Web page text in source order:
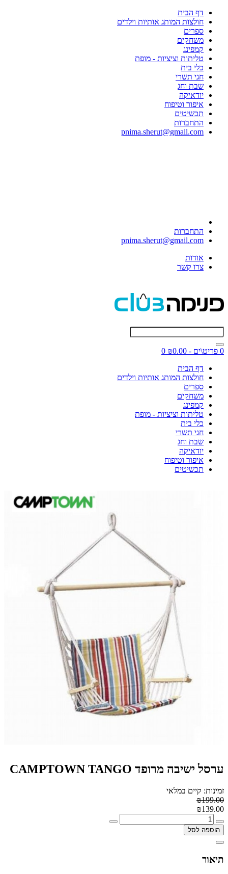
דף הבית
חולצות המותג אותיות וילדים
ספרים
משחקים
קמפינג
טליתות וציציות - מופת
כלי בית
חגי תשרי
שבת וחג
יודאיקה
איפור וטיפוח
תכשיטים
התחברות
pnima.sherut@gmail.com
התחברות
pnima.sherut@gmail.com
אודות
צרו קשר
0 פריט\ים - ₪0.00
0
דף הבית
חולצות המותג אותיות וילדים
ספרים
משחקים
קמפינג
טליתות וציציות - מופת
כלי בית
חגי תשרי
שבת וחג
יודאיקה
איפור וטיפוח
תכשיטים
ערסל ישיבה מרופד CAMPTOWN TANGO
זמינות: קיים במלאי
₪199.00
₪139.00
הוספה לסל
תיאור